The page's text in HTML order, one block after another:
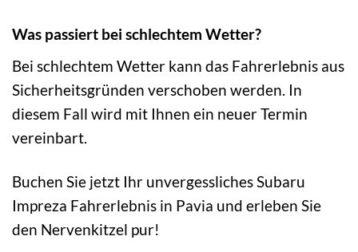
Was passiert bei schlechtem Wetter?
Bei schlechtem Wetter kann das Fahrerlebnis aus
Sicherheitsgründen verschoben werden. In
diesem Fall wird mit Ihnen ein neuer Termin
vereinbart.
Buchen Sie jetzt Ihr unvergessliches Subaru
Impreza Fahrerlebnis in Pavia und erleben Sie
den Nervenkitzel pur!